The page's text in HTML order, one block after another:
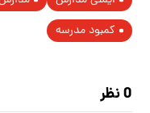
کمبود مدرسه
0 نظر